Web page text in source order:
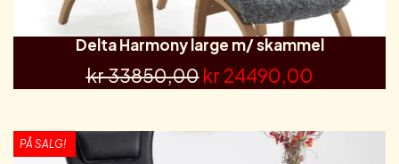
Delta Harmony large m/ skammel
kr 33850,00 kr 24490,00
PÅ SALG!